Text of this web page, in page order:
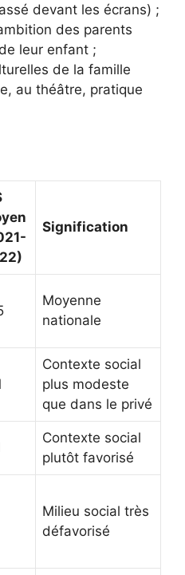
devant les écrans) ;
des parents
leur enfant ;
de la famille
au théâtre, pratique
Signification
Moyenne
nationale
Contexte social
plus modeste
que dans le privé
Contexte social
plutôt favorisé
Milieu social très
défavorisé